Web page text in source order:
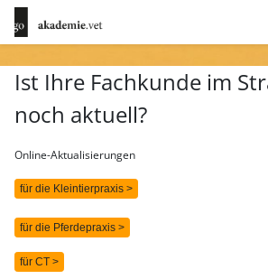
Ist Ihre Fachkunde im
noch aktuell?
Online-Aktualisierungen
für die Kleintierpraxis >
für die Pferdepraxis >
für CT >